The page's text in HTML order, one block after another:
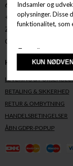
6950 RINGKØBING
+45 97 33 74 76
CVR NR: 31596858
HJÆLP
LEVERING &
BETALING & SIKKERHED
RETUR & OMBYTNING
HANDELSBETINGELSER
ÅBN GDPR-POPUP